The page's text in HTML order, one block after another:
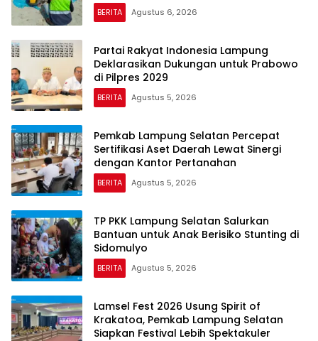
BERITA Agustus 6, 2026
Partai Rakyat Indonesia Lampung
Deklarasikan Dukungan untuk Prabowo
di Pilpres 2029
BERITA Agustus 5, 2026
Pemkab Lampung Selatan Percepat
Sertifikasi Aset Daerah Lewat Sinergi
dengan Kantor Pertanahan
BERITA Agustus 5, 2026
TP PKK Lampung Selatan Salurkan
Bantuan untuk Anak Berisiko Stunting di
Sidomulyo
BERITA Agustus 5, 2026
Lamsel Fest 2026 Usung Spirit of
Krakatoa, Pemkab Lampung Selatan
Siapkan Festival Lebih Spektakuler